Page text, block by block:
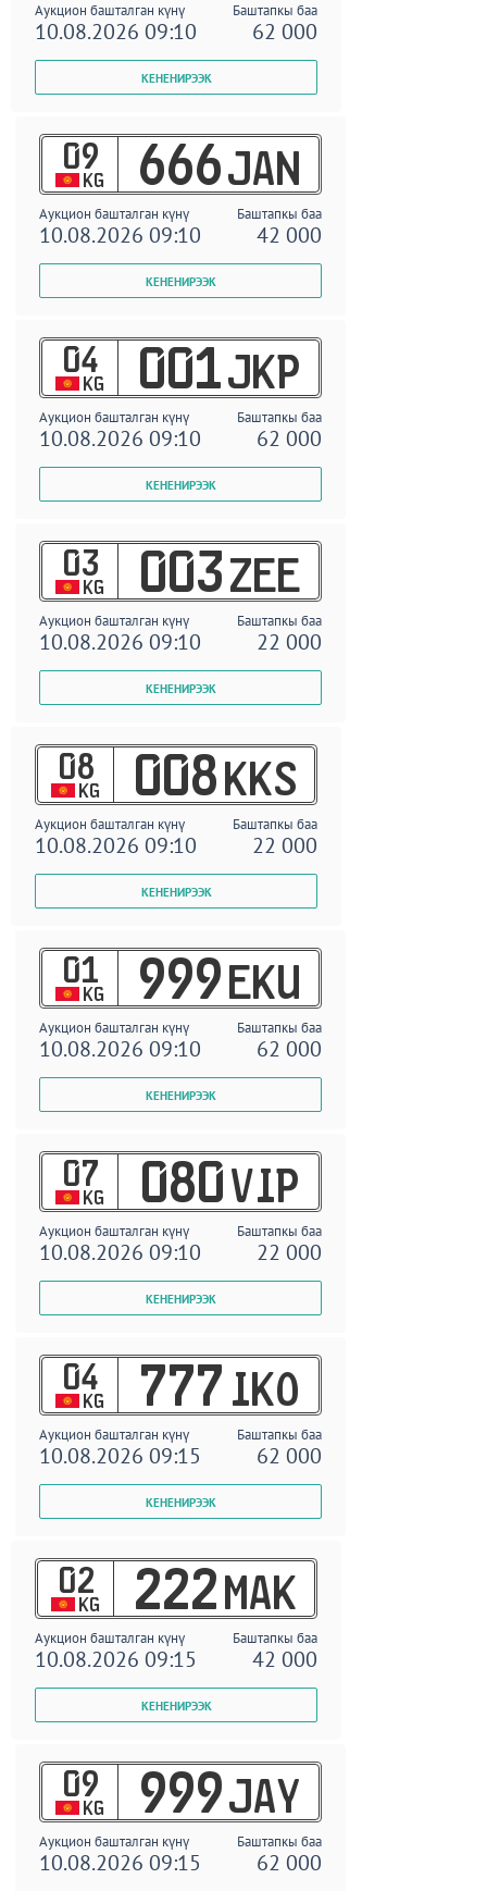
Аукцион башталган күнү Баштапкы баа
10.08.2026 09:10 62 000
09
KG 666 JAN
Аукцион башталган күнү Баштапкы баа
10.08.2026 09:10 42 000
04
KG 001 JKP
Аукцион башталган күнү Баштапкы баа
10.08.2026 09:10 62 000
03
KG 003 ZEE
Аукцион башталган күнү Баштапкы баа
10.08.2026 09:10 22 000
08
KG 008 KKS
Аукцион башталган күнү Баштапкы баа
10.08.2026 09:10 22 000
01
KG 999 EKU
Аукцион башталган күнү Баштапкы баа
10.08.2026 09:10 62 000
07
KG 080 VIP
Аукцион башталган күнү Баштапкы баа
10.08.2026 09:10 22 000
04
KG 777 IKO
Аукцион башталган күнү Баштапкы баа
10.08.2026 09:15 62 000
02
KG 222 MAK
Аукцион башталган күнү Баштапкы баа
10.08.2026 09:15 42 000
09
KG 999 JAY
Аукцион башталган күнү Баштапкы баа
10.08.2026 09:15 62 000